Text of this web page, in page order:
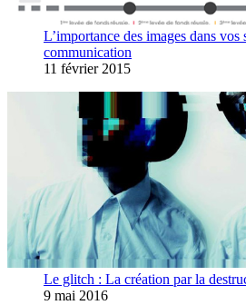
L’importance des images dans vos
communication
11 février 2015
Le glitch : La création par la
9 mai 2016